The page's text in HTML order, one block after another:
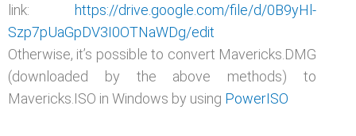
link: https://drive.google.com/file/d/0B9yHl-
Szp7pUaGpDV3I0OTNaWDg/edit
Otherwise, it’s possible to convert Mavericks.DMG
(downloaded by the above methods) to
Mavericks.ISO in Windows by using PowerISO